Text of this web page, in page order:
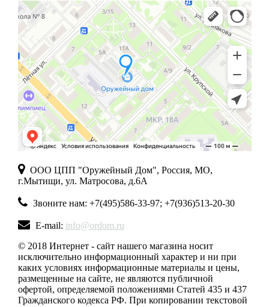
ООО ЦПП "Оружейный Дом", Россия, МО,
г.Мытищи, ул. Матросова, д.6А
Звоните нам: +7(495)586-33-97; +7(936)513-20-30
E-mail: info@ordom.ru
© 2018 Интернет - сайт нашего магазина носит
исключительно информационный характер и ни при
каких условиях информационные материалы и цены,
размещенные на сайте, не являются публичной
офертой, определяемой положениями Статей 435 и 437
Гражданского кодекса РФ. При копировании текстовой